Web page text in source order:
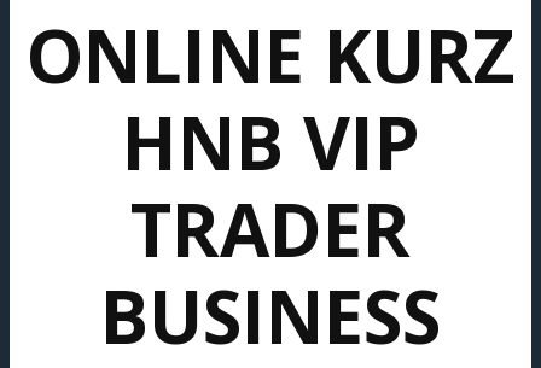
ONLINE KURZ
HNB VIP
TRADER
BUSINESS